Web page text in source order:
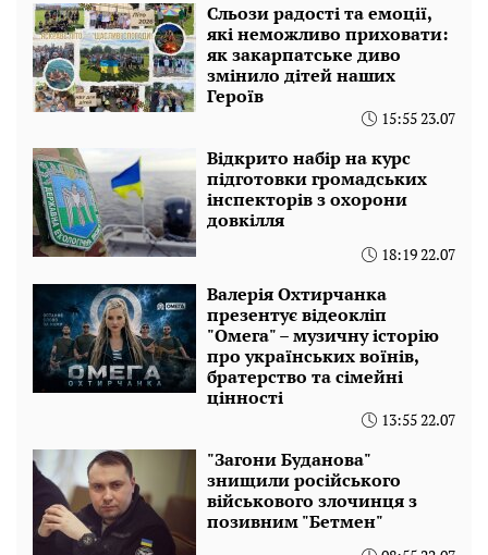
Сльози радості та емоції,
які неможливо приховати:
як закарпатське диво
змінило дітей наших
Героїв
15:55 23.07
Відкрито набір на курс
підготовки громадських
інспекторів з охорони
довкілля
18:19 22.07
Валерія Охтирчанка
презентує відеокліп
"Омега" – музичну історію
про українських воїнів,
братерство та сімейні
цінності
13:55 22.07
"Загони Буданова"
знищили російського
військового злочинця з
позивним "Бетмен"